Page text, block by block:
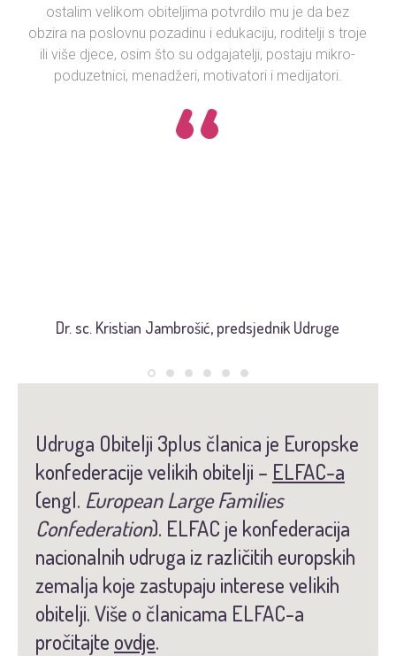
ostalim velikom obiteljima potvrdilo mu je da bez
obzira na poslovnu pozadinu i edukaciju, roditelji s troje
ili više djece, osim što su odgajatelji, postaju mikro-
poduzetnici, menadžeri, motivatori i medijatori.
Dr. sc. Kristian Jambrošić, predsjednik Udruge
Udruga Obitelji 3plus članica je Europske
konfederacije velikih obitelji – ELFAC-a
(engl. European Large Families
Confederation). ELFAC je konfederacija
nacionalnih udruga iz različitih europskih
zemalja koje zastupaju interese velikih
obitelji. Više o članicama ELFAC-a
pročitajte ovdje.